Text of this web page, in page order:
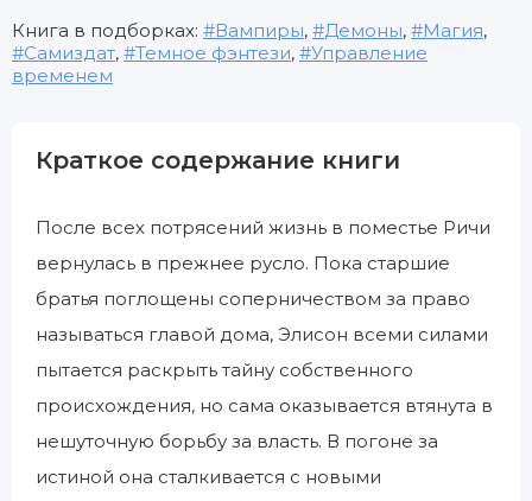
Книга в подборках: Вампиры, Демоны, Магия,
Самиздат, Темное фэнтези,
Управление
временем
Краткое содержание книги
После всех потрясений жизнь в поместье Ричи
вернулась в прежнее русло. Пока старшие
братья поглощены соперничеством за право
называться главой дома, Элисон всеми силами
пытается раскрыть тайну собственного
происхождения, но сама оказывается втянута в
нешуточную борьбу за власть. В погоне за
истиной она сталкивается с новыми